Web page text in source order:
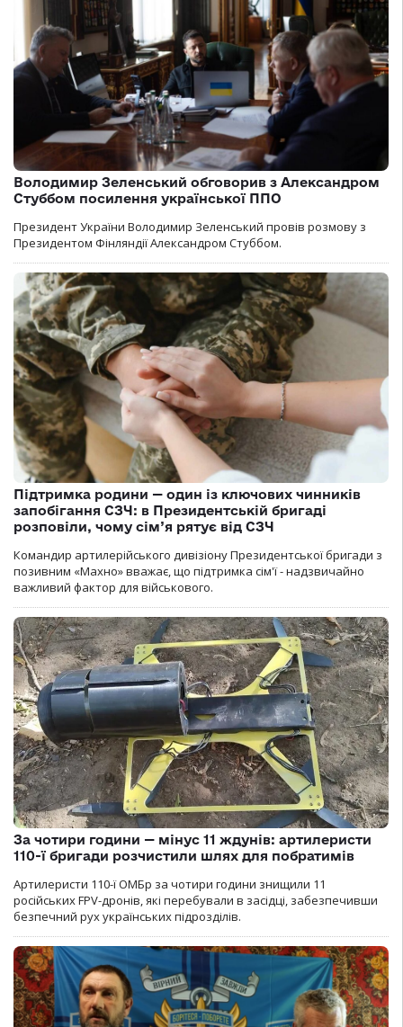
Володимир Зеленський обговорив з Александром
Стуббом посилення української ППО
Президент України Володимир Зеленський провів розмову з
Президентом Фінляндії Александром Стуббом.
Підтримка родини — один із ключових чинників
запобігання СЗЧ: в Президентській бригаді
розповіли, чому сім’я рятує від СЗЧ
Командир артилерійського дивізіону Президентської бригади з
позивним «Махно» вважає, що підтримка сім'ї - надзвичайно
важливий фактор для військового.
За чотири години — мінус 11 ждунів: артилеристи
110-ї бригади розчистили шлях для побратимів
Артилеристи 110-ї ОМБр за чотири години знищили 11
російських FPV-дронів, які перебували в засідці, забезпечивши
безпечний рух українських підрозділів.